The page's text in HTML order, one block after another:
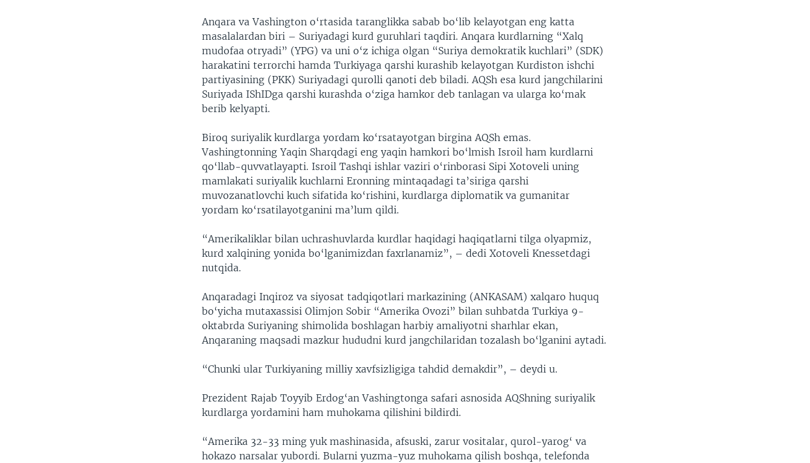
Anqara va Vashington o‘rtasida taranglikka sabab bo‘lib kelayotgan eng katta
masalalardan biri – Suriyadagi kurd guruhlari taqdiri. Anqara kurdlarning “Xalq
mudofaa otryadi” (YPG) va uni o‘z ichiga olgan “Suriya demokratik kuchlari” (SDK)
harakatini terrorchi hamda Turkiyaga qarshi kurashib kelayotgan Kurdiston ishchi
partiyasining (PKK) Suriyadagi qurolli qanoti deb biladi. AQSh esa kurd jangchilarini
Suriyada IShIDga qarshi kurashda o‘ziga hamkor deb tanlagan va ularga ko‘mak
berib kelyapti.
Biroq suriyalik kurdlarga yordam ko‘rsatayotgan birgina AQSh emas.
Vashingtonning Yaqin Sharqdagi eng yaqin hamkori bo‘lmish Isroil ham kurdlarni
qo‘llab-quvvatlayapti. Isroil Tashqi ishlar vaziri o‘rinborasi Sipi Xotoveli uning
mamlakati suriyalik kuchlarni Eronning mintaqadagi ta’siriga qarshi
muvozanatlovchi kuch sifatida ko‘rishini, kurdlarga diplomatik va gumanitar
yordam ko‘rsatilayotganini ma’lum qildi.
“Amerikaliklar bilan uchrashuvlarda kurdlar haqidagi haqiqatlarni tilga olyapmiz,
kurd xalqining yonida bo‘lganimizdan faxrlanamiz”, – dedi Xotoveli Knessetdagi
nutqida.
Anqaradagi Inqiroz va siyosat tadqiqotlari markazining (ANKASAM) xalqaro huquq
bo‘yicha mutaxassisi Olimjon Sobir “Amerika Ovozi” bilan suhbatda Turkiya 9-
oktabrda Suriyaning shimolida boshlagan harbiy amaliyotni sharhlar ekan,
Anqaraning maqsadi mazkur hududni kurd jangchilaridan tozalash bo‘lganini aytadi.
“Chunki ular Turkiyaning milliy xavfsizligiga tahdid demakdir”, – deydi u.
Prezident Rajab Toyyib Erdog‘an Vashingtonga safari asnosida AQShning suriyalik
kurdlarga yordamini ham muhokama qilishini bildirdi.
“Amerika 32-33 ming yuk mashinasida, afsuski, zarur vositalar, qurol-yarog‘ va
hokazo narsalar yubordi. Bularni yuzma-yuz muhokama qilish boshqa, telefonda